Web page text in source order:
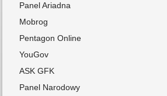
Panel Ariadna
Mobrog
Pentagon Online
YouGov
ASK GFK
Panel Narodowy